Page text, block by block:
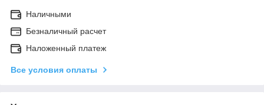
Наличными
Безналичный расчет
Наложенный платеж
Все условия оплаты